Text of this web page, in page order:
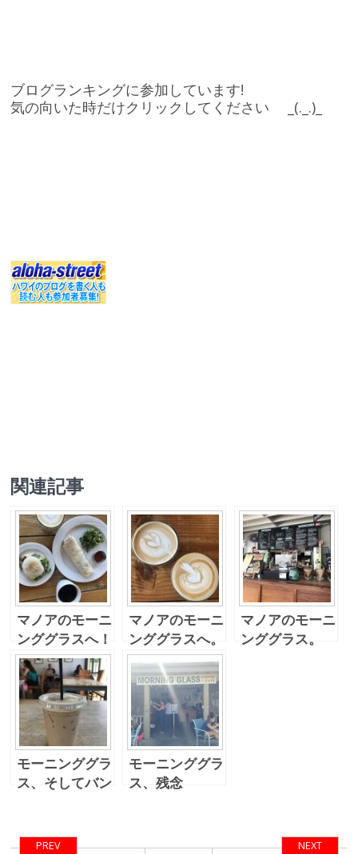
ブログランキングに参加しています!
気の向いた時だけクリックしてください _(._.)_
関連記事
マノアのモーニ
ンググラスへ！
マノアのモーニ
ンググラスへ。
マノアのモーニ
ンググラス。
モーニンググラ
ス、そしてバン
モーニンググラ
ス、残念
PREV NEXT